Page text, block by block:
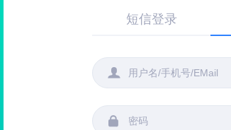
短信登录

